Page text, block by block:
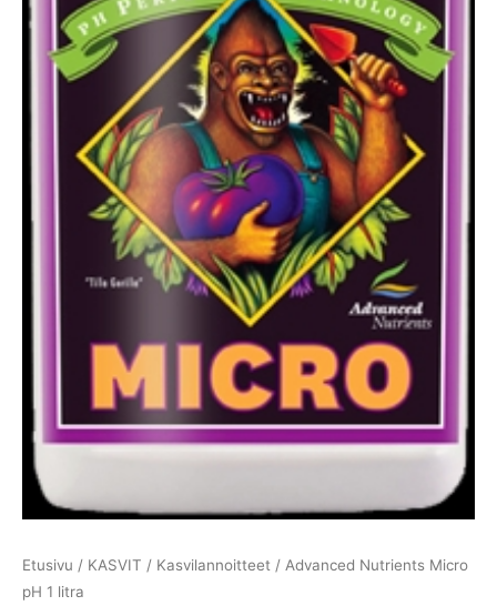
Etusivu / KASVIT / Kasvilannoitteet / Advanced Nutrients Micro
pH 1 litra